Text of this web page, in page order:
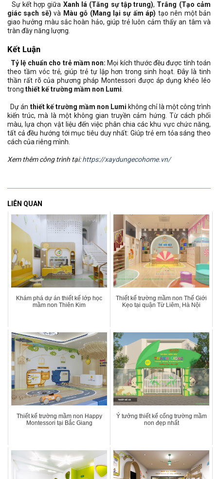
Sự kết hợp giữa Xanh lá (Tăng sự tập trung), Trắng (Tạo cảm
giác sạch sẽ) và Màu gỗ (Mang lại sự ấm áp) tạo nên một bản
giao hưởng màu sắc hoàn hảo, giúp trẻ luôn cảm thấy an tâm và
tràn đầy năng lượng.
Kết Luận
Tỷ lệ chuẩn cho trẻ mầm non: Mọi kích thước đều được tính toán
theo tầm vóc trẻ, giúp trẻ tự lập hơn trong sinh hoạt. Đây là tinh
thần rất rõ của phương pháp Montessori được áp dụng khéo léo
trong thiết kế trường mầm non Lumi
Dự án thiết kế trường mầm non Lumi không chỉ là một công trình
kiến trúc, mà là một không gian truyền cảm hứng. Từ cách phối
màu, lựa chọn vật liệu đến việc phân chia các khu vực chức năng,
tất cả đều hướng tới mục tiêu duy nhất: Giúp trẻ em tỏa sáng theo
cách của riêng mình.
Xem thêm công trình tại:https://xaydungecohome.vn/
LIÊN QUAN
Khám phá dự án thiết kế lớp học
mầm non Thiên Kim
Thiết kế trường mầm non Thế Giới
Kẹo tại quận Từ Liêm, Hà Nội
Thiết kế trường mầm non Happy
Montessori tại Bắc Giang
Ý tưởng thiết kế cổng trường mầm
non đẹp nhất